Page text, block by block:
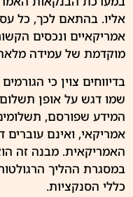
אליו. בהתאם לכך, כל
אמריקאיים ונכסים
מוקדמת של עמידה
בדיווחים צוין כי
שמו דגש על אופן
המידע שפורסם,
אמריקאי, ואינם
האמריקאית. מבנה זה
במסגרת ההליך
כללי הסנקציות.